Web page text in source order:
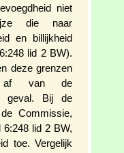
niet
die naar
en billijkheid
lid 2 BW).
deze grenzen
af van de
geval. Bij de
Commissie,
lid 2 BW,
toe. Vergelijk